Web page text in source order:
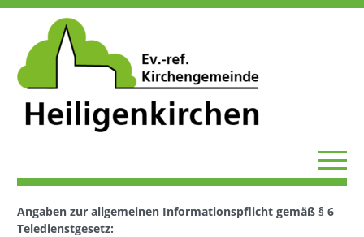
Angaben zur allgemeinen Informationspflicht gemäß § 6
Teledienstgesetz: